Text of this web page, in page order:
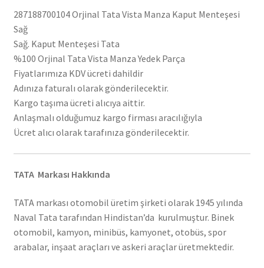
287188700104 Orjinal Tata Vista Manza Kaput Menteşesi
Sağ
Sağ. Kaput Menteşesi Tata
%100 Orjinal Tata Vista Manza Yedek Parça
Fiyatlarımıza KDV ücreti dahildir
Adınıza faturalı olarak gönderilecektir.
Kargo taşıma ücreti alıcıya aittir.
Anlaşmalı olduğumuz kargo firması aracılığıyla
Ücret alıcı olarak tarafınıza gönderilecektir.
TATA Markası Hakkında
TATA markası otomobil üretim şirketi olarak 1945 yılında
Naval Tata tarafından Hindistan’da kurulmuştur. Binek
otomobil, kamyon, minibüs, kamyonet, otobüs, spor
arabalar, inşaat araçları ve askeri araçlar üretmektedir.